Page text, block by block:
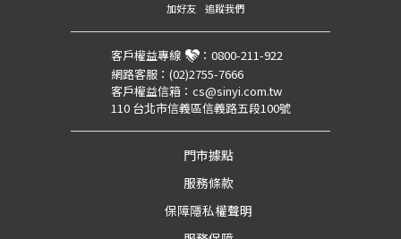
加好友 追蹤我們
客戶權益專線 ： 0800-211-922
網路客服： (02)2755-7666
客戶權益信箱： cs@sinyi.com.tw
110 台北市信義區信義路五段100號
門市據點
服務條款
保障隱私權聲明